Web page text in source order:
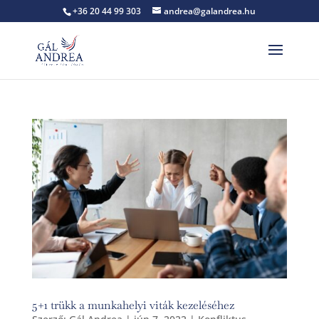
+36 20 44 99 303 andrea@galandrea.hu
5+1 trükk a munkahelyi viták kezeléséhez